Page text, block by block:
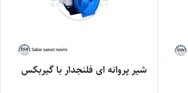
شیر پروانه ای فلنجدار با گیربکس